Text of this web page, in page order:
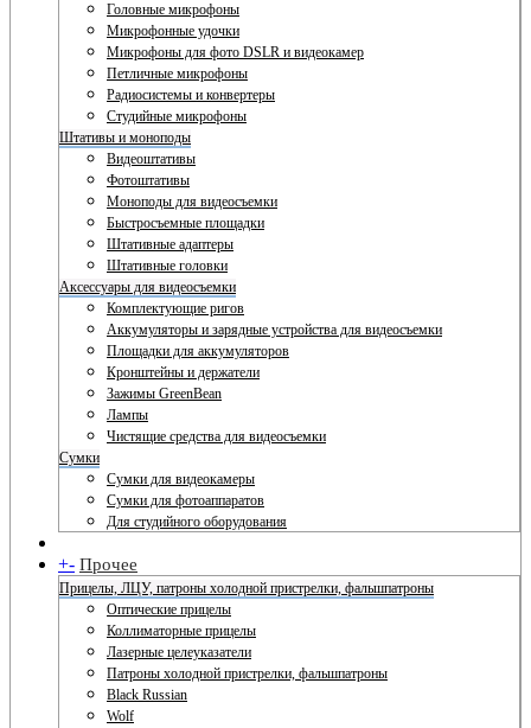
Головные микрофоны
Микрофонные удочки
Микрофоны для фото DSLR и видеокамер
Петличные микрофоны
Радиосистемы и конвертеры
Студийные микрофоны
Штативы и моноподы
Видеоштативы
Фотоштативы
Моноподы для видеосъемки
Быстросъемные площадки
Штативные адаптеры
Штативные головки
Аксессуары для видеосъемки
Комплектующие ригов
Аккумуляторы и зарядные устройства для видеосъемки
Площадки для аккумуляторов
Кронштейны и держатели
Зажимы GreenBean
Лампы
Чистящие средства для видеосъемки
Сумки
Сумки для видеокамеры
Сумки для фотоаппаратов
Для студийного оборудования
+- Прочее
Прицелы, ЛЦУ, патроны холодной пристрелки, фальшпатроны
Оптические прицелы
Коллиматорные прицелы
Лазерные целеуказатели
Патроны холодной пристрелки, фальшпатроны
Black Russian
Wolf